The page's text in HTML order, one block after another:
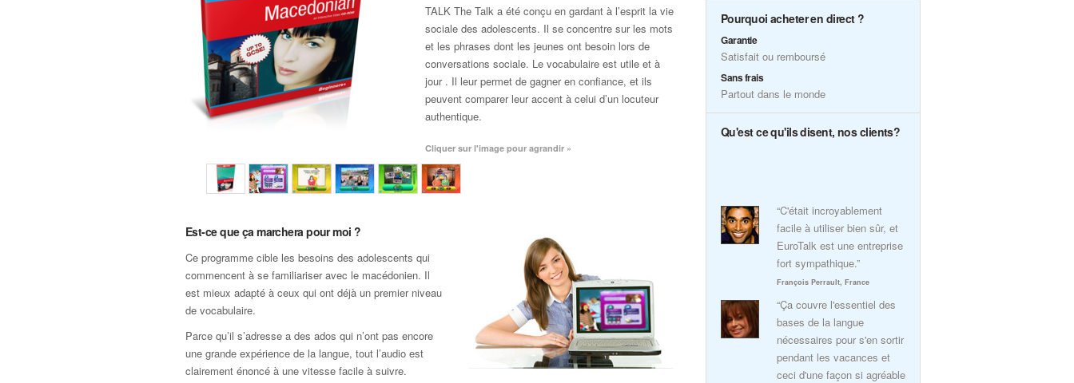
TALK The Talk a été conçu en gardant à l’esprit la vie
sociale des adolescents. Il se concentre sur les mots
et les phrases dont les jeunes ont besoin lors de
conversations sociale. Le vocabulaire est utile et à
jour . Il leur permet de gagner en confiance, et ils
peuvent comparer leur accent à celui d’un locuteur
authentique.
Cliquer sur l'image pour agrandir »
Est-ce que ça marchera pour moi ?
Ce programme cible les besoins des adolescents qui
commencent à se familiariser avec le macédonien. Il
est mieux adapté à ceux qui ont déjà un premier niveau
de vocabulaire.
Parce qu’il s’adresse a des ados qui n’ont pas encore
une grande expérience de la langue, tout l’audio est
clairement énoncé à une vitesse facile à suivre.
Pourquoi acheter en direct ?
Garantie
Satisfait ou remboursé
Sans frais
Partout dans le monde
Qu'est ce qu'ils disent, nos clients?
“C'était incroyablement
facile à utiliser bien sûr, et
EuroTalk est une entreprise
fort sympathique.”
François Perrault, France
“Ça couvre l'essentiel des
bases de la langue
nécessaires pour s'en sortir
pendant les vacances et
ceci d'une façon si agréable